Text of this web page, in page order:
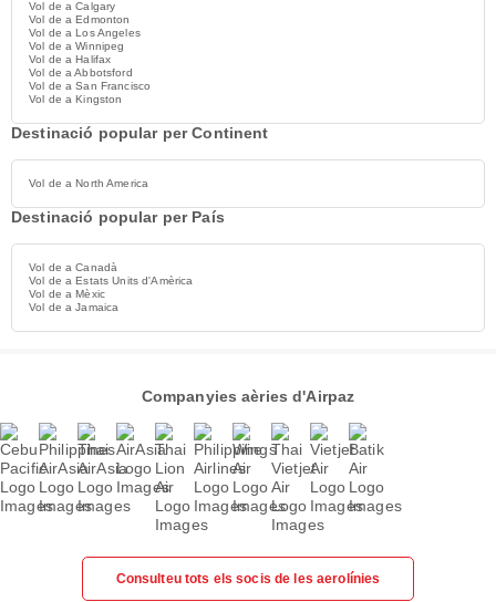
Vol de a Calgary
Vol de a Edmonton
Vol de a Los Angeles
Vol de a Winnipeg
Vol de a Halifax
Vol de a Abbotsford
Vol de a San Francisco
Vol de a Kingston
Destinació popular per Continent
Vol de a North America
Destinació popular per País
Vol de a Canadà
Vol de a Estats Units d'Amèrica
Vol de a Mèxic
Vol de a Jamaica
Companyies aèries d'Airpaz
Consulteu tots els socis de les aerolínies